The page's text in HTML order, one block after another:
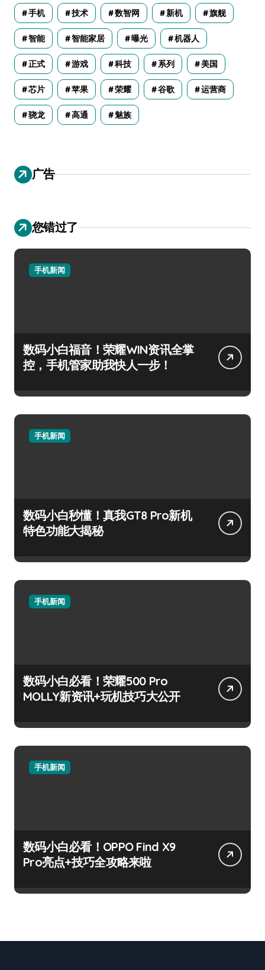
手机 技术 数智网 新机 旗舰
智能 智能家居 曝光 机器人
正式 游戏 科技 系列 美国
芯片 苹果 荣耀 谷歌 运营商
骁龙 高通 魅族
广告
您错过了
手机新闻
数码小白福音！荣耀WIN资讯全掌
控，手机管家助我快人一步！
手机新闻
数码小白秒懂！真我GT8 Pro新机
特色功能大揭秘
手机新闻
数码小白必看！荣耀500 Pro
MOLLY新资讯+玩机技巧大公开
手机新闻
数码小白必看！OPPO Find X9
Pro亮点+技巧全攻略来啦